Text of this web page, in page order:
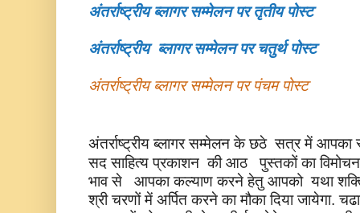
अंतर्राष्ट्रीय ब्लागर सम्मेलन पर तृतीय पोस्ट
अंतर्राष्ट्रीय ब्लागर सम्मेलन पर चतुर्थ पोस्ट
अंतर्राष्ट्रीय ब्लागर सम्मेलन पर पंचम पोस्ट
अंतर्राष्ट्रीय ब्लागर सम्मेलन के छठे सत्र में
सद साहित्य प्रकाशन की आठ पुस्तकों का विमोचन
भाव से
आपका कल्याण करने हेतु आपको यथा
श्री चरणों में अर्पित करने का मौका दिया जायेगा.